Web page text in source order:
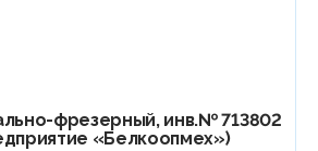
фрезерный, инв.№ 713802
«Белкоопмех»)